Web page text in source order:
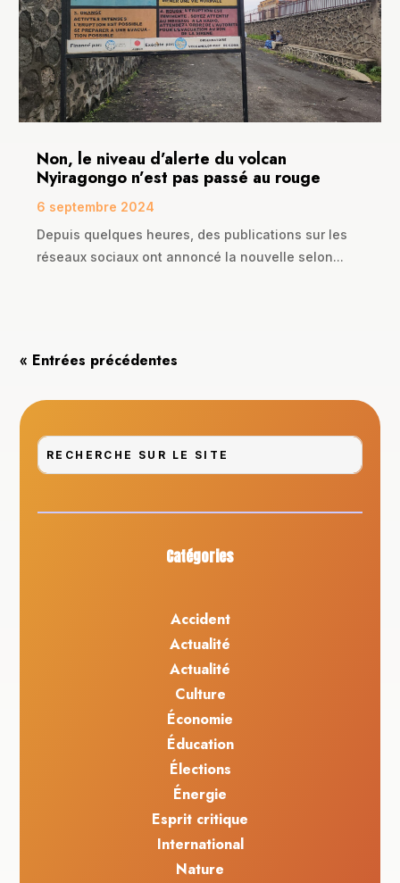
Non, le niveau d’alerte du volcan
Nyiragongo n’est pas passé au rouge
6 septembre 2024
Depuis quelques heures, des publications sur les
réseaux sociaux ont annoncé la nouvelle selon...
« Entrées précédentes
Catégories
Accident
Actualité
Actualité
Culture
Économie
Éducation
Élections
Énergie
Esprit critique
International
Nature